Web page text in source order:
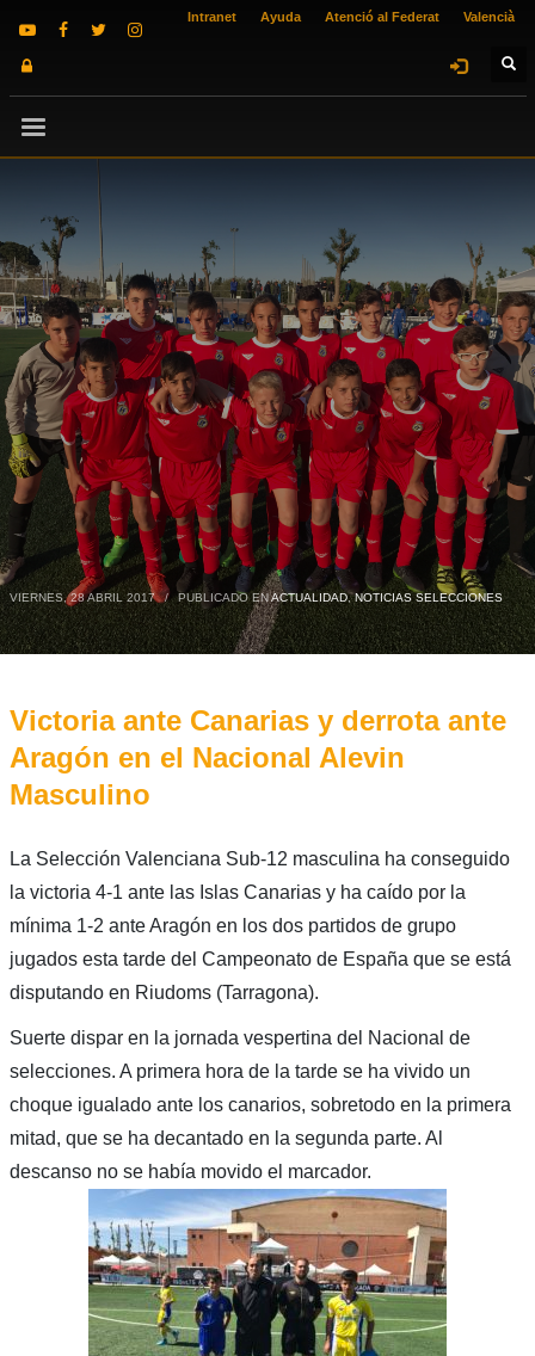
Intranet Ayuda Atenció al Federat Valencià
VIERNES, 28 ABRIL 2017 / PUBLICADO ENACTUALIDAD,NOTICIAS SELECCIONES
Victoria ante Canarias y derrota ante
Aragón en el Nacional Alevin
Masculino
La Selección Valenciana Sub-12 masculina ha conseguido
la victoria 4-1 ante las Islas Canarias y ha caído por la
mínima 1-2 ante Aragón en los dos partidos de grupo
jugados esta tarde del Campeonato de España que se está
disputando en Riudoms (Tarragona).
Suerte dispar en la jornada vespertina del Nacional de
selecciones. A primera hora de la tarde se ha vivido un
choque igualado ante los canarios, sobretodo en la primera
mitad, que se ha decantado en la segunda parte. Al
descanso no se había movido el marcador.